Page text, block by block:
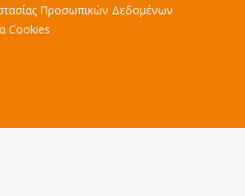
Προσωπικών Δεδομένων
Cookies